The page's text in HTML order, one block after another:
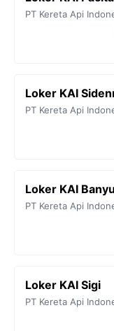
PT Kereta Api
Loker KAI
PT Kereta Api
Loker KAI
PT Kereta Api
Loker KAI Sigi
PT Kereta Api